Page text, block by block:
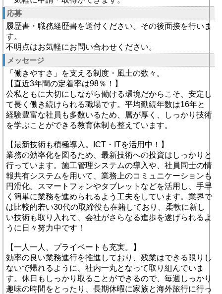
応募
履歴書・職務経歴書を送付ください。その後面接を行いま
す。
不明点はお気軽にお問い合わせください。
メッセージ
「働きやすさ」を支える制度・風土の数々。
【直近3年間の定着率は98％！】
公私ともに大切にしながら働ける環境だからこそ、安定し
て長く働き続けられる職場です。平均勤続年数は16年と
経験豊富な社員も多数いるため、層が厚く、しっかり技術
を学ぶことができる教育体制も整えています。
【最新技術も積極導入。ICT・ITを活用中！】
業務の効率化を図るため、最新技術への投資はしっかりと
行っています。施工管理システムの導入や、社員同士の情
報共有システムを用いて、業務上のコミュニケーションも
円滑化。スマートフォンやタブレットなどを活用し、手早
く簡単に業務を進められるよう工夫をしています。業界で
は比較的若い30代の取締役も在籍しており、柔軟に新し
い技術も取り入れて、会社がさらなる進歩を遂げられるよ
うに日々努力中です！
【一人一人、プライベートも充実。】
効率の良い業務進行を推進しており、残業はできる限りし
ないで帰れるように、社内一丸となって取り組んでいま
す。休日もしっかり取ることができるので、毎週しっかり
趣味の時間をとったり、長期休暇に家族と海外旅行に行っ